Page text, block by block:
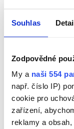
Souhlas
Zodpovědné
My a naši 554
např. číslo IP)
cookie pro
zařízení,
reklamy a
Foto: Michal
Plánované
· Přeložka
· Napojení
západ